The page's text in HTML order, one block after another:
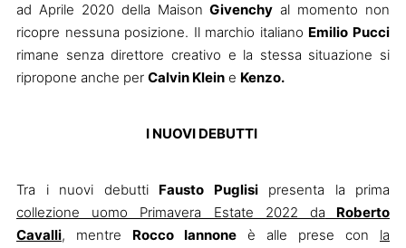
ad Aprile 2020 della MaisonGivenchy al momento non
ricopre nessuna posizione. Il marchio italiano Emilio Pucci
rimane senza direttore creativo e la stessa situazione si
ripropone anche per Calvin Klein e Kenzo.
I NUOVI DEBUTTI
Tra i nuovi debutti Fausto Puglisipresenta la prima
collezione uomo Primavera Estate 2022 da Roberto
Cavalli, mentre Rocco Iannone è alle prese con la